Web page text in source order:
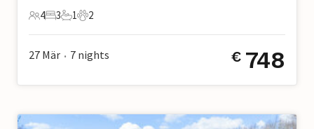
4 Gäste
4
3 Schlafzimmer
3
1 Badezimmer
1
2 Haustiere
2
27 Mär • 7 nights € 748